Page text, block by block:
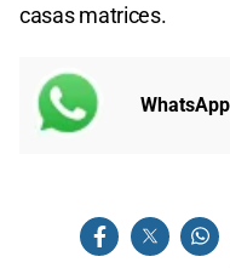
casas matrices.
WhatsApp